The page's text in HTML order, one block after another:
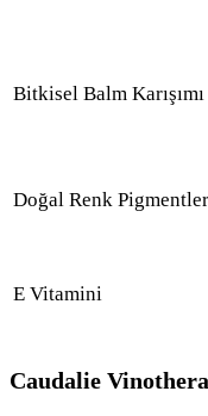
Bitkisel Balm Karışımı
Doğal Renk
E Vitamini
Caudalie